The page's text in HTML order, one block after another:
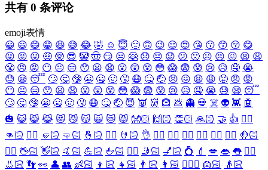
共有 0 条评论
emoji表情
😀 😃 😄 😁 😆 😅 😂 🤣 ☺️ 😇 🙂 🙃 😉 😌 😍 😘 😗 😙 😚 😋
😜 😝 😛 🤑 🤓 😎 🤡 🤠 😏 😒 🤗 😞 😔 😟 😕 🙁 ☹️ 😣 😖 😫 😩
😤 😠 😡 😶 😐 😑 😯 😦 😧 😮 😲 😵 😳 😱 😨 😰 😢 😥 🤤 😭
😓 😪 😴 🙄 🤔 🤥 😬 🤐 🤢 🤧 😷 🤒 🤕 😣 😖 😫 😩 😤 😠 😡
😶 😐 😑 😯 😦 😧 😮 😲 😵 😳 😱 😨 😰 😢 😥 🤤 😭 😓 😪 😴
🙄 🤔 🤥 😬 🤐 🤢 🤧 😷 🤒 🤕 😈 👿 👹 👺 💩 👻 💀 ☠️ 👽 👾 🤖
🎃 😺 😸 😹 😻 😼 😽 🙀 😿 😾 👐🏻 🙌🏻 👏🏻 🙏🏻 🤝 👍 👎🏻
👊🏻 ✊🏻 🤛🏻 🤜🏻 🤞🏻 ✌🏻 🤘🏻 👌 👈🏻 👉🏻 👆🏻 👇🏻 ☝🏻 ✋🏻 🤚🏻
🖐🏻 🖖🏻 👋🏻 🤙🏻 💪🏻 🖕🏻 ✍🏻 🤳🏻 💅🏻 💍 💄 💋 👄 👅 👂🏻
👃🏻 👣 👀 👤 👥 👶🏻 👦🏻 👧🏻 👨🏻 👩🏻 👱🏻‍♀️ 👱🏻
👴🏻